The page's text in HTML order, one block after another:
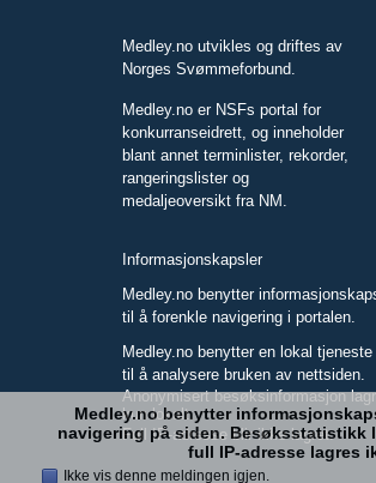
Medley.no utvikles og driftes av
Norges Svømmeforbund.
Medley.no er NSFs portal for
konkurranseidrett, og inneholder
blant annet terminlister, rekorder,
rangeringslister og
medaljeoversikt fra NM.
Informasjonskapsler
Medley.no benytter
til å forenkle navigering i portalen.
Medley.no benytter en lokal tjeneste
til å analysere bruken av nettsiden.
Anonymisert besøksinformasjon
kun lokalt.
Full IP-adresse blir ikke lagret.
Medley.no benytter
navigering på siden. Besøksstatistikk
full IP-adresse lagres
Ikke vis denne meldingen igjen.